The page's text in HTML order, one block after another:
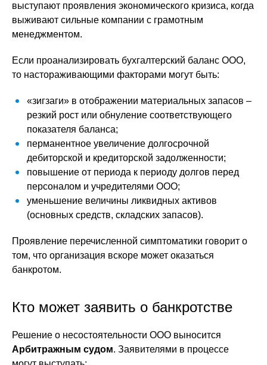
выступают проявления экономического кризиса, когда
выживают сильные компании с грамотным
менеджментом.
Если проанализировать бухгалтерский баланс ООО,
то настораживающими факторами могут быть:
«зигзаги» в отображении материальных запасов –
резкий рост или обнуление соответствующего
показателя баланса;
перманентное увеличение долгосрочной
дебиторской и кредиторской задолженности;
повышение от периода к периоду долгов перед
персоналом и учредителями ООО;
уменьшение величины ликвидных активов
(основных средств, складских запасов).
Проявление перечисленной симптоматики говорит о
том, что организация вскоре может оказаться
банкротом.
Кто может заявить о банкротстве
Решение о несостоятельности ООО выносится
Арбитражным судом. Заявителями в процессе